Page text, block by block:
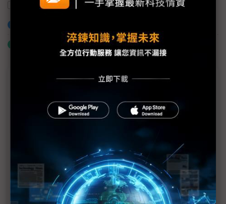
LCD面板
什麼是「關鍵字追蹤」
近７天熱門報導
MLCC訂單過熱、出貨比創高 村田示警全球AI基
建熱潮將趨緩
英特爾EMIB良率達標 聯發科第2代ASIC產品
2028準時量產